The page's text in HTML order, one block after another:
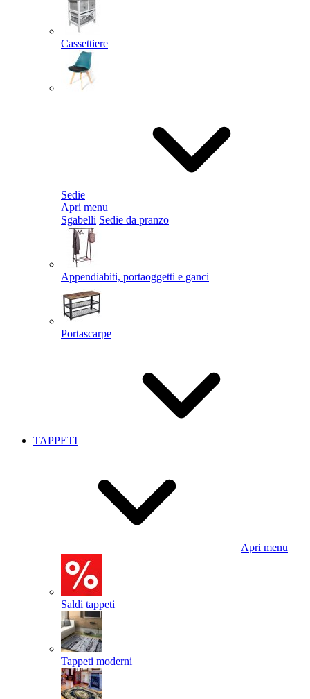
Cassettiere
Sedie
Apri menu
Sgabelli Sedie da pranzo
Appendiabiti, portaoggetti e ganci
Portascarpe
TAPPETI
Apri menu
Saldi tappeti
Tappeti moderni